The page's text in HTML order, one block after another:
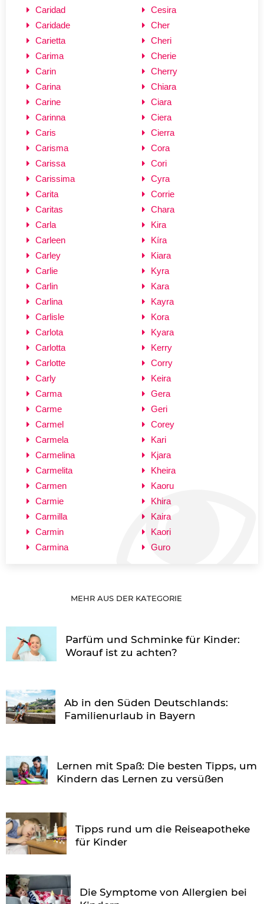
Caridad
Caridade
Carietta
Carima
Carin
Carina
Carine
Carinna
Caris
Carisma
Carissa
Carissima
Carita
Caritas
Carla
Carleen
Carley
Carlie
Carlin
Carlina
Carlisle
Carlota
Carlotta
Carlotte
Carly
Carma
Carme
Carmel
Carmela
Carmelina
Carmelita
Carmen
Carmie
Carmilla
Carmin
Carmina
Cesira
Cher
Cheri
Cherie
Cherry
Chiara
Ciara
Ciera
Cierra
Cora
Cori
Cyra
Corrie
Chara
Kira
Kíra
Kiara
Kyra
Kara
Kayra
Kora
Kyara
Kerry
Corry
Keira
Gera
Geri
Corey
Kari
Kjara
Kheira
Kaoru
Khira
Kaira
Kaori
Guro
MEHR AUS DER KATEGORIE
Parfüm und Schminke für Kinder:
Worauf ist zu achten?
Ab in den Süden Deutschlands:
Familienurlaub in Bayern
Lernen mit Spaß: Die besten Tipps, um
Kindern das Lernen zu versüßen
Tipps rund um die Reiseapotheke
für Kinder
Die Symptome von Allergien bei